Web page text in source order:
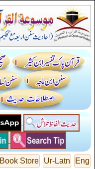
Eng
Ur-Latn
Book Store